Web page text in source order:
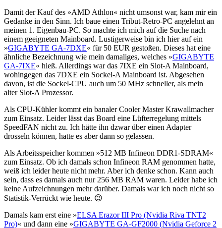
Damit der Kauf des »AMD Athlon« nicht umsonst war, kam mir ein
Gedanke in den Sinn. Ich baue einen Tribut-Retro-PC angelehnt an
meinen 1. Eigenbau-PC. So machte ich mich auf die Suche nach
einem geeigneten Mainboard. Lustigerweise bin ich hier auf ein
»GIGABYTE GA-7DXE« für 50 EUR gestoßen. Dieses hat eine
ähnliche Bezeichnung wie mein damaliges, welches »GIGABYTE
GA-7IXE« hieß. Allerdings war das 7IXE ein Slot-A Mainboard,
wohingegen das 7DXE ein Sockel-A Mainboard ist. Abgesehen
davon, ist die Sockel-CPU auch um 50 MHz schneller, als mein
alter Slot-A Prozessor.
Als CPU-Kühler kommt ein banaler Cooler Master Krawallmacher
zum Einsatz. Leider lässt das Board eine Lüfterregelung mittels
SpeedFAN nicht zu. Ich hätte ihn dzwar über einen Adapter
drosseln können, hatte es aber dann so gelassen.
Als Arbeitsspeicher kommen »512 MB Infineon DDR1-SDRAM«
zum Einsatz. Ob ich damals schon Infineon RAM genommen hatte,
weiß ich leider heute nicht mehr. Aber ich denke schon. Kann auch
sein, dass es damals auch nur 256 MB RAM waren. Leider habe ich
keine Aufzeichnungen mehr darüber. Damals war ich noch nicht so
Statistik-Verrückt wie heute. 😉
Damals kam erst eine »ELSA Erazor III Pro (Nvidia Riva TNT2
Pro)« und dann eine »GIGABYTE GA-GF2000 (Nvidia Geforce 2